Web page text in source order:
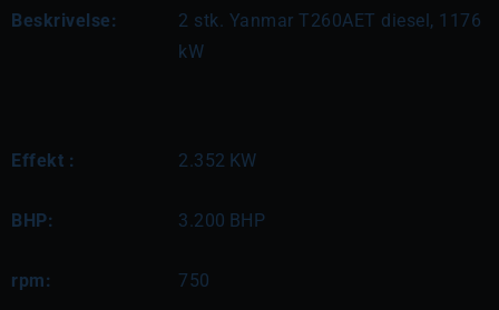
Beskrivelse:
2 stk. Yanmar T260AET diesel, 1176
kW
Effekt : 2.352 KW
BHP: 3.200 BHP
rpm: 750